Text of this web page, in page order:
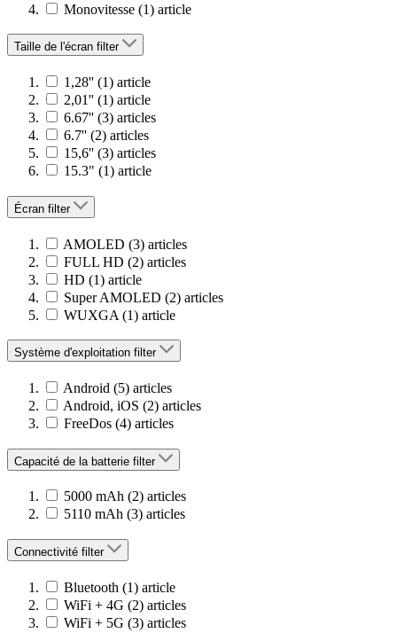
Monovitesse (1) article
Taille de l'écran filter
1,28'' (1) article
2,01'' (1) article
6.67'' (3) articles
6.7'' (2) articles
15,6'' (3) articles
15.3" (1) article
Écran filter
AMOLED (3) articles
FULL HD (2) articles
HD (1) article
Super AMOLED (2) articles
WUXGA (1) article
Système d'exploitation filter
Android (5) articles
Android, iOS (2) articles
FreeDos (4) articles
Capacité de la batterie filter
5000 mAh (2) articles
5110 mAh (3) articles
Connectivité filter
Bluetooth (1) article
WiFi + 4G (2) articles
WiFi + 5G (3) articles